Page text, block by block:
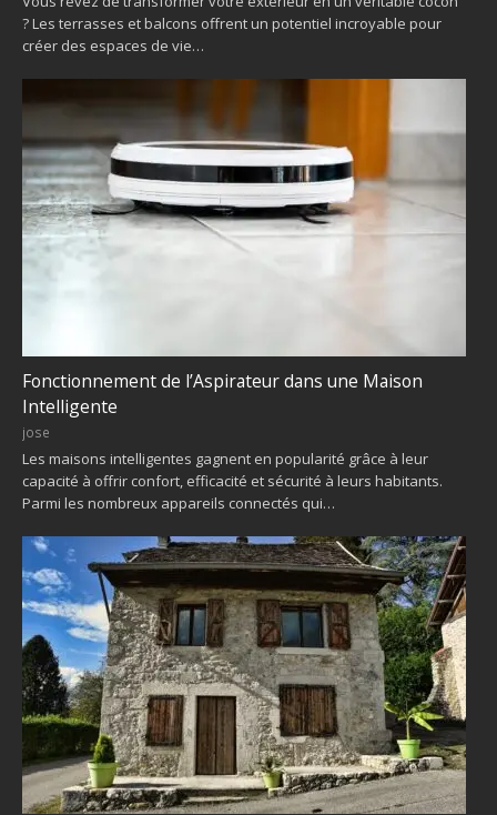
? Les terrasses et balcons offrent un potentiel incroyable pour
créer des espaces de vie…
Fonctionnement de l’Aspirateur dans une Maison
Intelligente
jose
Les maisons intelligentes gagnent en popularité grâce à leur
capacité à offrir confort, efficacité et sécurité à leurs habitants.
Parmi les nombreux appareils connectés qui…